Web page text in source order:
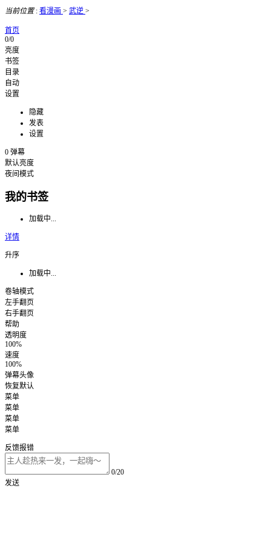
当前位置: 看漫画 > 武逆 >
首页
0/0
亮度
书签
目录
自动
设置
隐藏
发表
设置
0 弹幕
默认亮度
夜间模式
我的书签
加载中...
详情
升序
加载中...
卷轴模式
左手翻页
右手翻页
帮助
透明度
100%
速度
100%
弹幕头像
恢复默认
菜单
菜单
菜单
菜单
反馈报错
0/20
发送